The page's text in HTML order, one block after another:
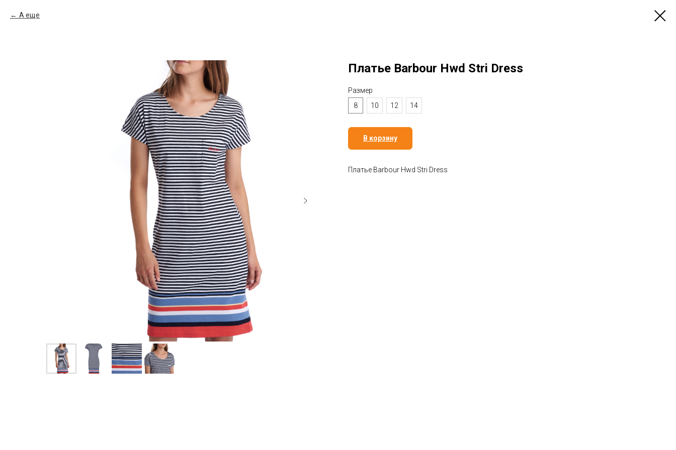
А еще
Платье Barbour Hwd Stri Dress
Размер
8
10 12 14
В корзину
Платье Barbour Hwd Stri Dress